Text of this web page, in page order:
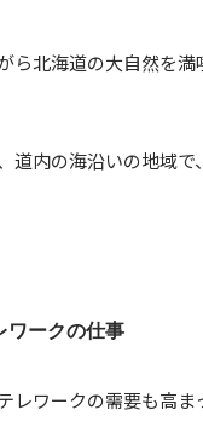
ら北海道の大自然を満
道内の海沿いの地域で
ワークの仕事
レワークの需要も高ま